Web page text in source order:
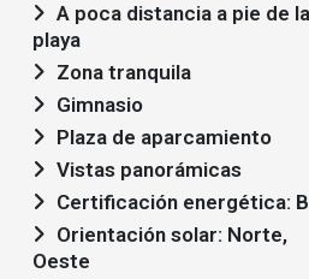
playa
Zona tranquila
Gimnasio
Plaza de aparcamiento
Vistas panorámicas
Certificación energética: B
Oeste